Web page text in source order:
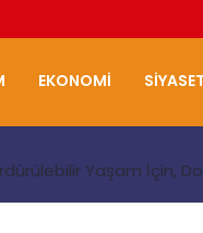
EKONOMI SIYASET
Yaşam İçin,